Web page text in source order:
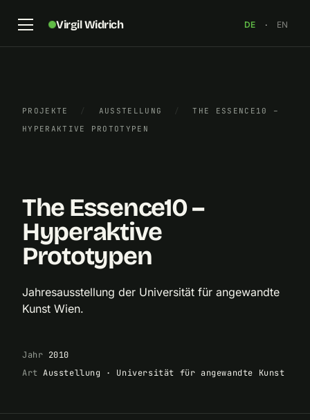
Virgil Widrich DE · EN
PROJEKTE / AUSSTELLUNG /
THE ESSENCE10 –
HYPERAKTIVE PROTOTYPEN
„Essence10“ im Künstlerhaus, Wien. Grafik: Markus
Riedler
The Essence10 –
Hyperaktive
Prototypen
Jahresausstellung der Universität für angewandte
Kunst Wien.
Jahr 2010
Art Ausstellung · Universität für angewandte Kunst